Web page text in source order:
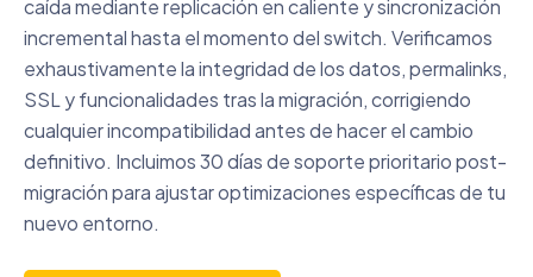
caída mediante replicación en caliente y sincronización
incremental hasta el momento del switch. Verificamos
exhaustivamente la integridad de los datos, permalinks,
SSL y funcionalidades tras la migración, corrigiendo
cualquier incompatibilidad antes de hacer el cambio
definitivo. Incluimos 30 días de soporte prioritario post-
migración para ajustar optimizaciones específicas de tu
nuevo entorno.